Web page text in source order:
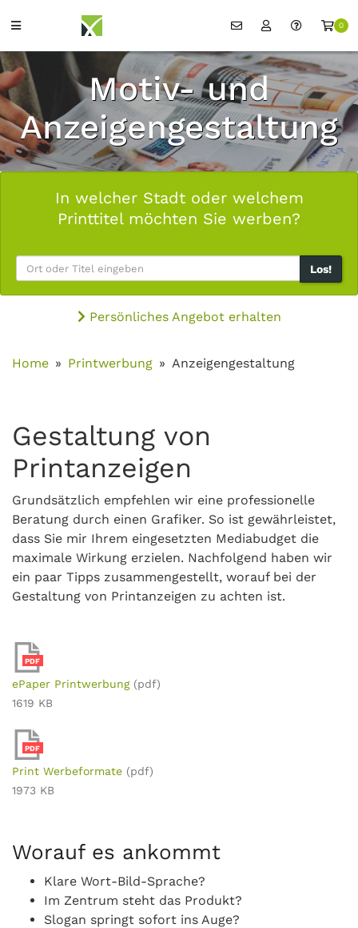
0
Motiv- und
Anzeigengestaltung
In welcher Stadt oder welchem
Printtitel möchten Sie werben?
Los!
Persönliches Angebot erhalten
Home Printwerbung Anzeigengestaltung
Gestaltung von
Printanzeigen
Grundsätzlich empfehlen wir eine professionelle
Beratung durch einen Grafiker. So ist gewährleistet,
dass Sie mir Ihrem eingesetzten Mediabudget die
maximale Wirkung erzielen. Nachfolgend haben wir
ein paar Tipps zusammengestellt, worauf bei der
Gestaltung von Printanzeigen zu achten ist.
PDF
ePaper Printwerbung (pdf)
1619 KB
PDF
Print Werbeformate (pdf)
1973 KB
Worauf es ankommt
Klare Wort-Bild-Sprache?
Im Zentrum steht das Produkt?
Slogan springt sofort ins Auge?